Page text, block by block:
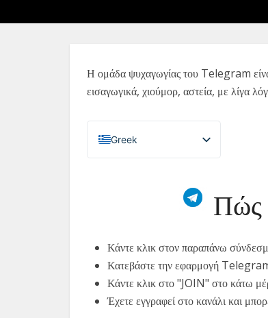
Η ομάδα ψυχαγωγίας του Telegram
εισαγωγικά, χιούμορ, αστεία, με λίγα
Greek
French (France)
Spanish
Portuguese (Portugal)
Chinese
Πώς
Κάντε κλικ στον παραπάνω
Κατεβάστε την εφαρμογή
Κάντε κλικ στο "JOIN" στο κάτω
Έχετε εγγραφεί στο κανάλι και